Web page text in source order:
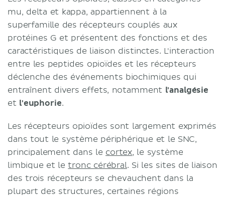
mu, delta et kappa, appartiennent à la
superfamille des récepteurs couplés aux
protéines G et présentent des fonctions et des
caractéristiques de liaison distinctes. L'interaction
entre les peptides opioïdes et les récepteurs
déclenche des événements biochimiques qui
entraînent divers effets, notamment l'analgésie
et l'euphorie.
Les récepteurs opioïdes sont largement exprimés
dans tout le système périphérique et le SNC,
principalement dans le cortex, le système
limbique et letronc cérébral. Si les sites de liaison
des trois récepteurs se chevauchent dans la
plupart des structures, certaines régions